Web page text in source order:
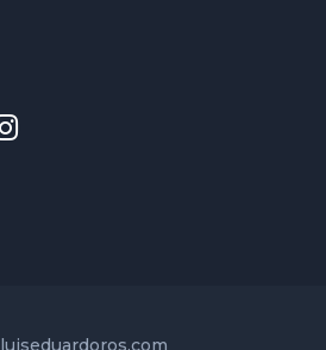
luiseduardoros.com